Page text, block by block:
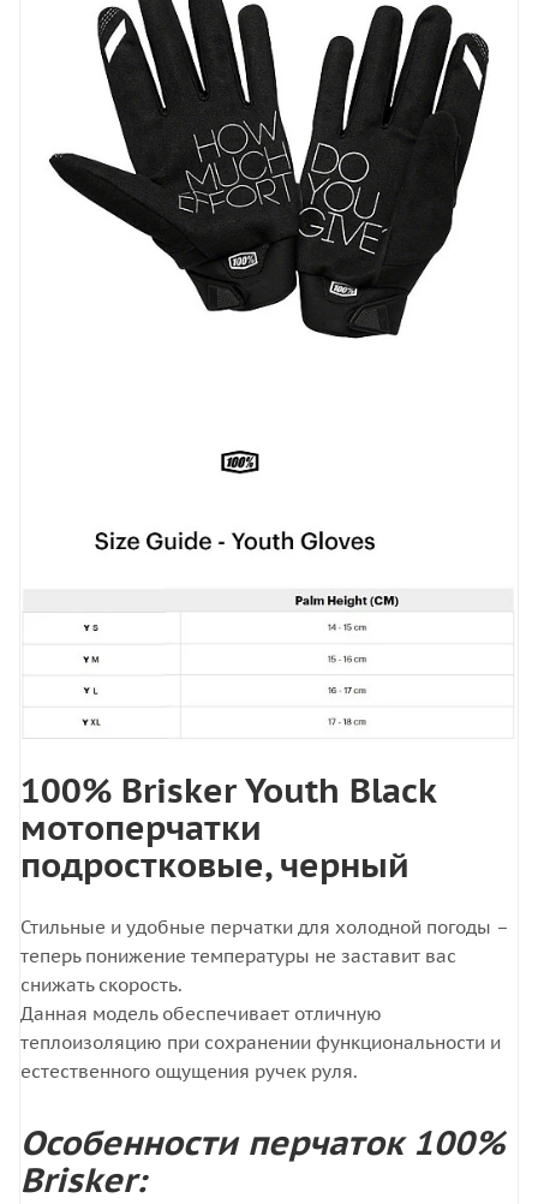
100% Brisker Youth Black
мотоперчатки
подростковые, черный
Стильные и удобные перчатки для холодной погоды –
теперь понижение температуры не заставит вас
снижать скорость.
Данная модель обеспечивает отличную
теплоизоляцию при сохранении функциональности и
естественного ощущения ручек руля.
Особенности перчаток 100%
Brisker: